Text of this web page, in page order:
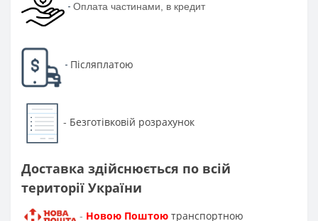
- Оплата частинами, в кредит
- Післяплатою
- Безготівковій розрахунок
Доставка здійснюється по всій
території України
- Новою Поштою транспортною